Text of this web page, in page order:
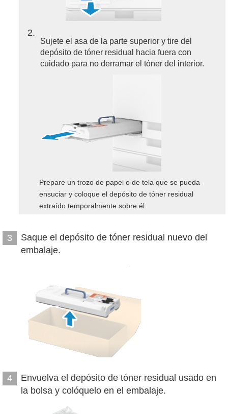
2
Sujete el asa de la parte superior y tire del
depósito de tóner residual hacia fuera con
cuidado para no derramar el tóner del interior.
Prepare un trozo de papel o de tela que se pueda
ensuciar y coloque el depósito de tóner residual
extraído temporalmente sobre él.
3
Saque el depósito de tóner residual nuevo del
embalaje.
4
Envuelva el depósito de tóner residual usado en
la bolsa y colóquelo en el embalaje.